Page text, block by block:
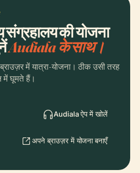
संग्रहालय की योजना
Audiala के साथ।
में यात्रा-योजना। ठीक उसी तरह
घूमते हैं।
Audiala ऐप में खोलें
अपने ब्राउज़र में योजना बनाएँ